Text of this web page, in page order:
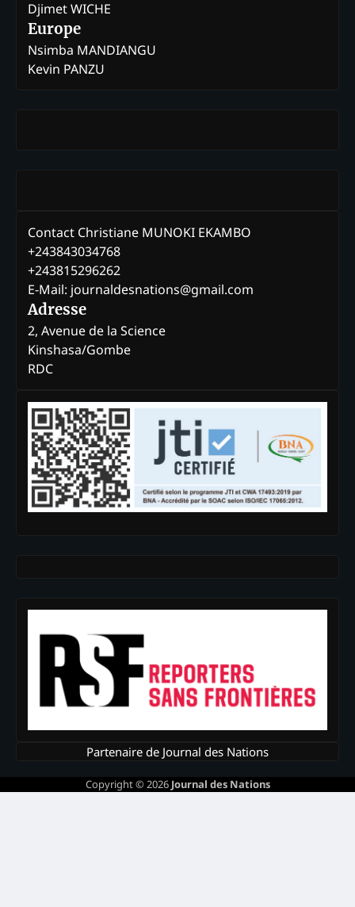
Djimet WICHE
Europe
Nsimba MANDIANGU
Kevin PANZU
Contact Christiane MUNOKI EKAMBO
+243843034768
+243815296262
E-Mail: journaldesnations@gmail.com
Adresse
2, Avenue de la Science
Kinshasa/Gombe
RDC
Partenaire de Journal des Nations
Copyright © 2026 Journal des Nations